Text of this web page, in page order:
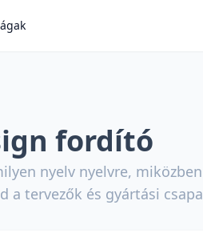
fordító
nyelv nyelvre,
tervezők és gyártási